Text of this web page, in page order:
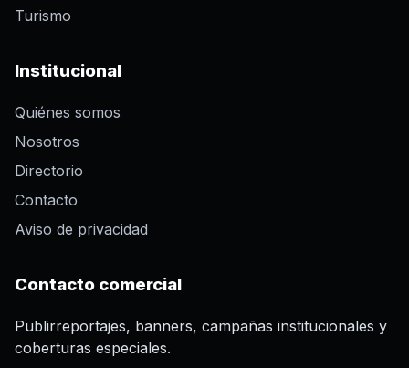
Turismo
Institucional
Quiénes somos
Nosotros
Directorio
Contacto
Aviso de privacidad
Contacto comercial
Publirreportajes, banners, campañas institucionales y
coberturas especiales.